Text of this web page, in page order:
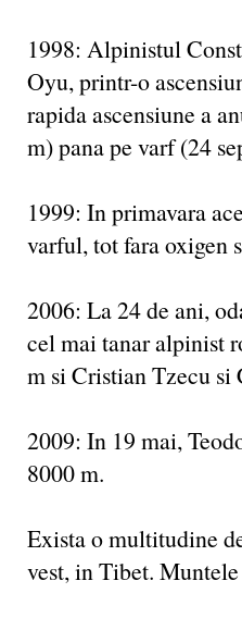
1998: Alpinistul
Oyu, printr-o
rapida ascensiune a
m) pana pe varf (24
1999: In primavara
varful, tot fara oxigen
2006: La 24 de ani,
cel mai tanar alpinist
m si Cristian Tzecu si
2009: In 19 mai,
8000 m.
Exista o multitudine
vest, in Tibet.